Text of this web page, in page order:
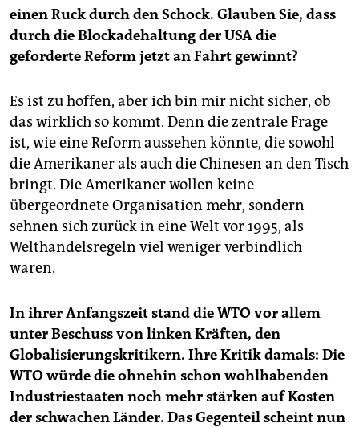
einen Ruck durch den Schock. Glauben Sie, dass
durch die Blockadehaltung der USA die
geforderte Reform jetzt an Fahrt gewinnt?
Es ist zu hoffen, aber ich bin mir nicht sicher, ob
das wirklich so kommt. Denn die zentrale Frage
ist, wie eine Reform aussehen könnte, die sowohl
die Amerikaner als auch die Chinesen an den Tisch
bringt. Die Amerikaner wollen keine
übergeordnete Organisation mehr, sondern
sehnen sich zurück in eine Welt vor 1995, als
Welthandelsregeln viel weniger verbindlich
waren.
In ihrer Anfangszeit stand die WTO vor allem
unter Beschuss von linken Kräften, den
Globalisierungskritikern. Ihre Kritik damals: Die
WTO würde die ohnehin schon wohlhabenden
Industriestaaten noch mehr stärken auf Kosten
der schwachen Länder. Das Gegenteil scheint nun